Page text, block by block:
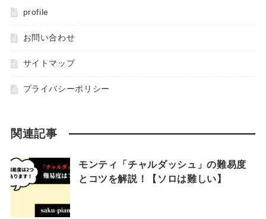
profile
お問い合わせ
サイトマップ
プライバシーポリシー
関連記事
モンティ「チャルダッシュ」の難易度
とコツを解説！【ソロは難しい】